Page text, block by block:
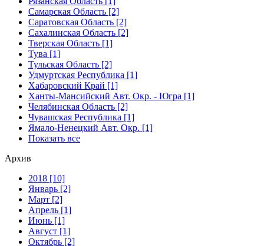
Самарская Область [2]
Саратовская Область [2]
Сахалинская Область [2]
Тверская Область [1]
Тува [1]
Тульская Область [2]
Удмуртская Республика [1]
Хабаровский Край [1]
Ханты-Мансийский Авт. Окр. - Югра [1]
Челябинская Область [2]
Чувашская Республика [1]
Ямало-Ненецкий Авт. Окр. [1]
Показать все
Архив
2018 [10]
Январь [2]
Март [2]
Апрель [1]
Июнь [1]
Август [1]
Октябрь [2]